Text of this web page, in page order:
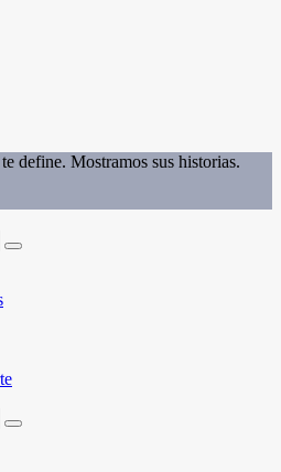
define. Mostramos sus historias.